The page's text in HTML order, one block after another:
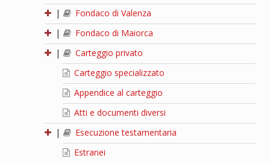
|
Fondaco di Valenza
|
Fondaco di Maiorca
|
Carteggio privato
Carteggio specializzato
Appendice al carteggio
Atti e documenti diversi
|
Esecuzione testamentaria
Estranei